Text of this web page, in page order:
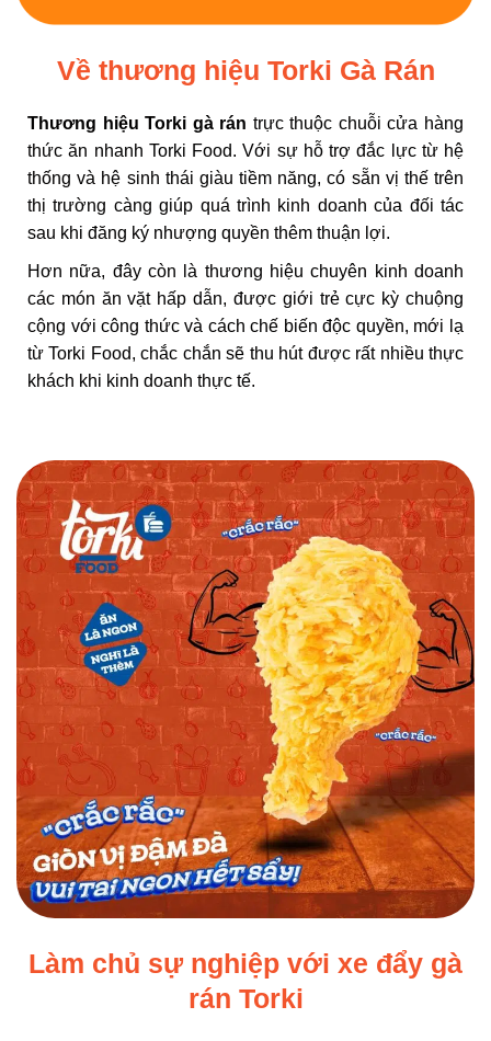
Về thương hiệu Torki Gà Rán
Thương hiệu Torki gà rán trực thuộc chuỗi cửa hàng
thức ăn nhanh Torki Food. Với sự hỗ trợ đắc lực từ hệ
thống và hệ sinh thái giàu tiềm năng, có sẵn vị thế trên
thị trường càng giúp quá trình kinh doanh của đối tác
sau khi đăng ký nhượng quyền thêm thuận lợi.
Hơn nữa, đây còn là thương hiệu chuyên kinh doanh
các món ăn vặt hấp dẫn, được giới trẻ cực kỳ chuộng
cộng với công thức và cách chế biến độc quyền, mới lạ
từ Torki Food, chắc chắn sẽ thu hút được rất nhiều thực
khách khi kinh doanh thực tế.
Làm chủ sự nghiệp với xe đẩy gà
rán Torki